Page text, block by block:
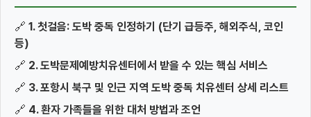
🔗 1. 첫걸음: 도박 중독 인정하기 (단기 급등주, 해외주식, 코인
등)
🔗 2. 도박문제예방치유센터에서 받을 수 있는 핵심 서비스
🔗 3. 포항시 북구 및 인근 지역 도박 중독 치유센터 상세 리스트
🔗 4. 환자 가족들을 위한 대처 방법과 조언